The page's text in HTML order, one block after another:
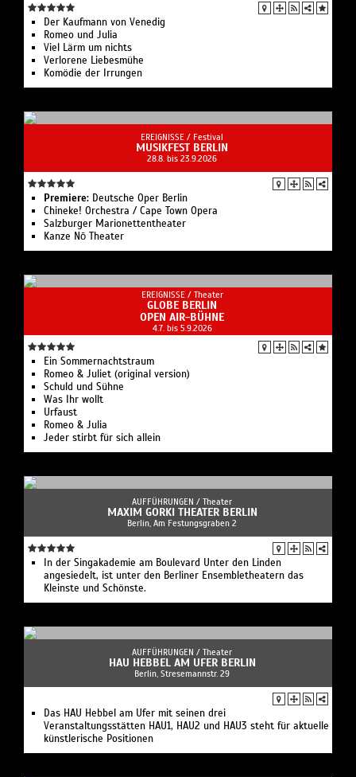
Der Kaufmann von Venedig
Romeo und Julia
Viel Lärm um nichts
Verlorene Liebesmühe
Komödie der Irrungen
EREIGNISSE / Festival
MUSIKFEST BERLIN
28.8. bis 23.9.2026
Premiere: Deutsche Oper Berlin
Chineke! Orchestra / Cape Town Opera
Salzburger Marionettentheater
Kanze Nō Theater
EREIGNISSE / Theater
GLOBE BERLIN
OPEN AIR-BÜHNE
4.7. bis 5.9.2026
Ein Sommernachtstraum
Romeo & Juliet (original version)
Schuld und Sühne
Was Ihr wollt
Urfaust
Romeo & Julia
Jeder stirbt für sich allein
AUFFÜHRUNGEN / Theater
MAXIM GORKI THEATER BERLIN
Berlin, Am Festungsgraben 2
In der Singakademie am Boulevard Unter den Linden
angesiedelt, ist unter den Berliner Ensembletheatern das
Kleinste und Schönste.
AUFFÜHRUNGEN / Theater
HAU HEBBEL AM UFER BERLIN
Berlin, Stresemannstr. 29
Das HAU Hebbel am Ufer mit seinen drei
Veranstaltungsstätten HAU1, HAU2 und HAU3 steht für aktuelle
künstlerische Positionen